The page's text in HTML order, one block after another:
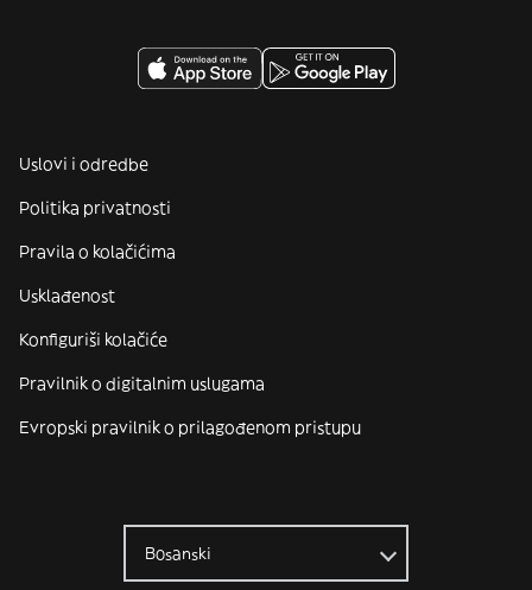
Uslovi i odredbe
Politika privatnosti
Pravila o kolačićima
Usklađenost
Konfiguriši kolačiće
Pravilnik o digitalnim uslugama
Evropski pravilnik o prilagođenom pristupu